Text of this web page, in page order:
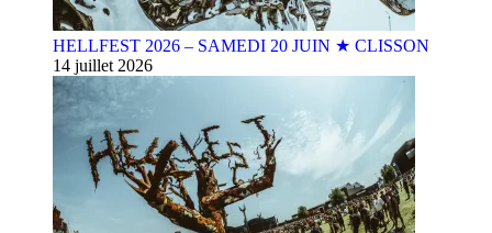
HELLFEST 2026 – SAMEDI 20 JUIN ★ CLISSON
14 juillet 2026